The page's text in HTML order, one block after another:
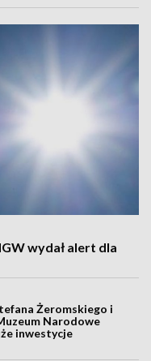
wydał alert dla
Żeromskiego i
Narodowe
inwestycje